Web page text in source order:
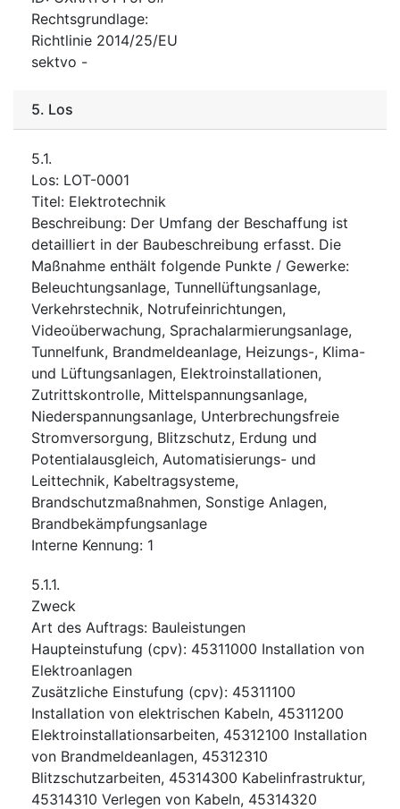
Rechtsgrundlage:
Richtlinie 2014/25/EU
sektvo -
5. Los
5.1.
Los: LOT-0001
Titel: Elektrotechnik
Beschreibung: Der Umfang der Beschaffung ist
detailliert in der Baubeschreibung erfasst. Die
Maßnahme enthält folgende Punkte / Gewerke:
Beleuchtungsanlage, Tunnellüftungsanlage,
Verkehrstechnik, Notrufeinrichtungen,
Videoüberwachung, Sprachalarmierungsanlage,
Tunnelfunk, Brandmeldeanlage, Heizungs-, Klima-
und Lüftungsanlagen, Elektroinstallationen,
Zutrittskontrolle, Mittelspannungsanlage,
Niederspannungsanlage, Unterbrechungsfreie
Stromversorgung, Blitzschutz, Erdung und
Potentialausgleich, Automatisierungs- und
Leittechnik, Kabeltragsysteme,
Brandschutzmaßnahmen, Sonstige Anlagen,
Brandbekämpfungsanlage
Interne Kennung: 1
5.1.1.
Zweck
Art des Auftrags: Bauleistungen
Haupteinstufung (cpv): 45311000 Installation von
Elektroanlagen
Zusätzliche Einstufung (cpv): 45311100
Installation von elektrischen Kabeln, 45311200
Elektroinstallationsarbeiten, 45312100 Installation
von Brandmeldeanlagen, 45312310
Blitzschutzarbeiten, 45314300 Kabelinfrastruktur,
45314310 Verlegen von Kabeln, 45314320